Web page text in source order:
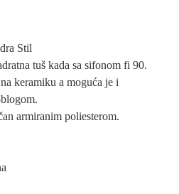
Stil
tuš kada sa sifonom fi 90.
keramiku a moguća je i
armiranim poliesterom.